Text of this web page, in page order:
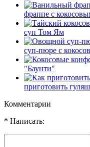
фраппе с
суп Том Ям
суп-пюре с
"Баунти"
приготовить
Комментарии
* Написать: